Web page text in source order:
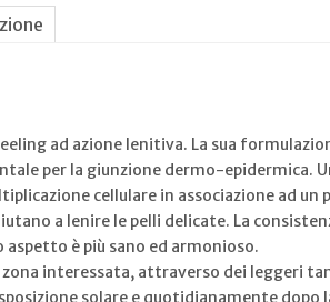
ad azione lenitiva. La sua
per la giunzione dermo-epidermica.
cellulare in associazione ad
a lenire le pelli delicate. La
è più sano ed armonioso.
interessata, attraverso dei leggeri
solare e quotidianamente dopo